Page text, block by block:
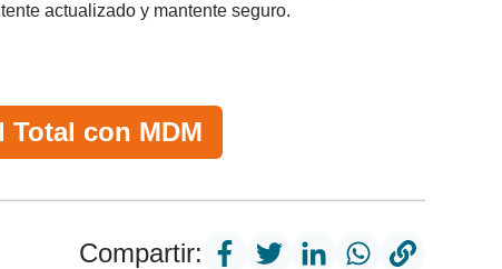
actualizado y mantente seguro.
con MDM
Compartir: